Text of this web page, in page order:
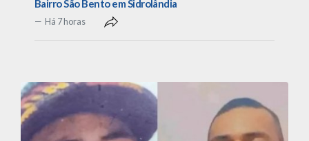
Bairro São Bento em Sidrolândia
Há 7 horas